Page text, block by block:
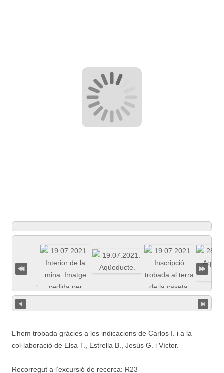
L’hem trobada gràcies a les indicacions de Carlos I. i a la
col·laboració de Elsa T., Estrella B., Jesús G. i Víctor.
Recorregut a l’excursió de recerca: R23